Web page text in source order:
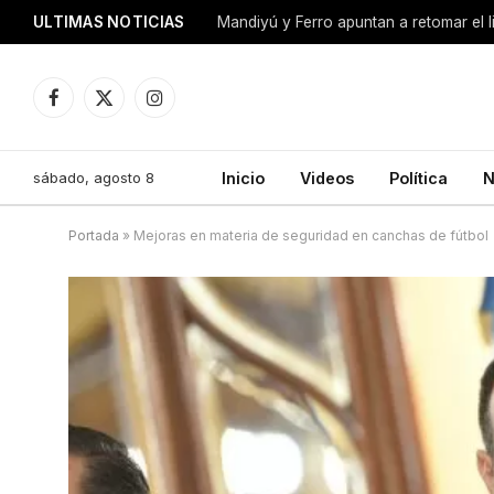
ULTIMAS NOTICIAS Mandiyú y Ferro apuntan a retomar el
Facebook
X
Instagram
sábado, agosto 8 Inicio Videos Política
Portada » Mejoras en materia de seguridad en canchas de fútbol